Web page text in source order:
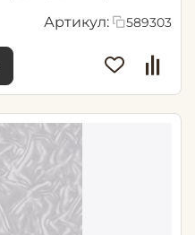
Артикул: 589303